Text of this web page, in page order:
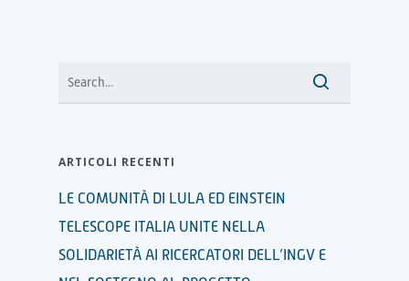
ARTICOLI RECENTI
LE COMUNITÀ DI LULA ED EINSTEIN
TELESCOPE ITALIA UNITE NELLA
SOLIDARIETÀ AI RICERCATORI DELL’INGV E